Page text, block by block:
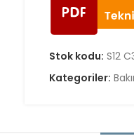
Stok kodu: S12
Kategoriler: